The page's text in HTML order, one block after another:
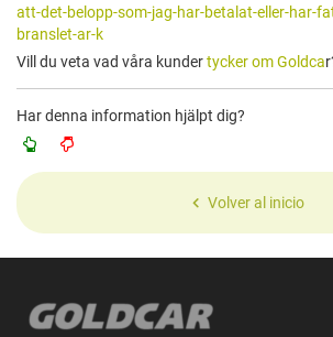
att-det-belopp-som-jag-har-betalat-eller-har-
branslet-ar-k
Vill du veta vad våra kundertycker om Goldca
Har denna information hjälpt dig?
Volver al inicio